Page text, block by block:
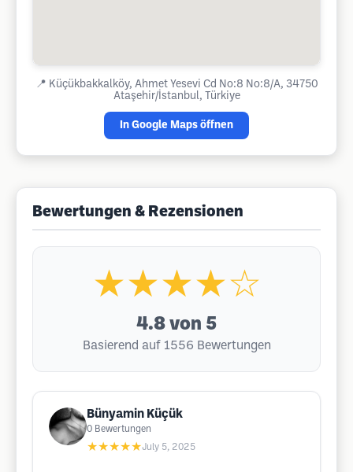
📍 Küçükbakkalköy, Ahmet Yesevi Cd No:8 No:8/A, 34750
Ataşehir/İstanbul, Türkiye
In Google Maps öffnen
Bewertungen & Rezensionen
★★★★☆
4.8 von 5
Basierend auf 1556 Bewertungen
Bünyamin Küçük
0 Bewertungen
★★★★★July 5, 2025